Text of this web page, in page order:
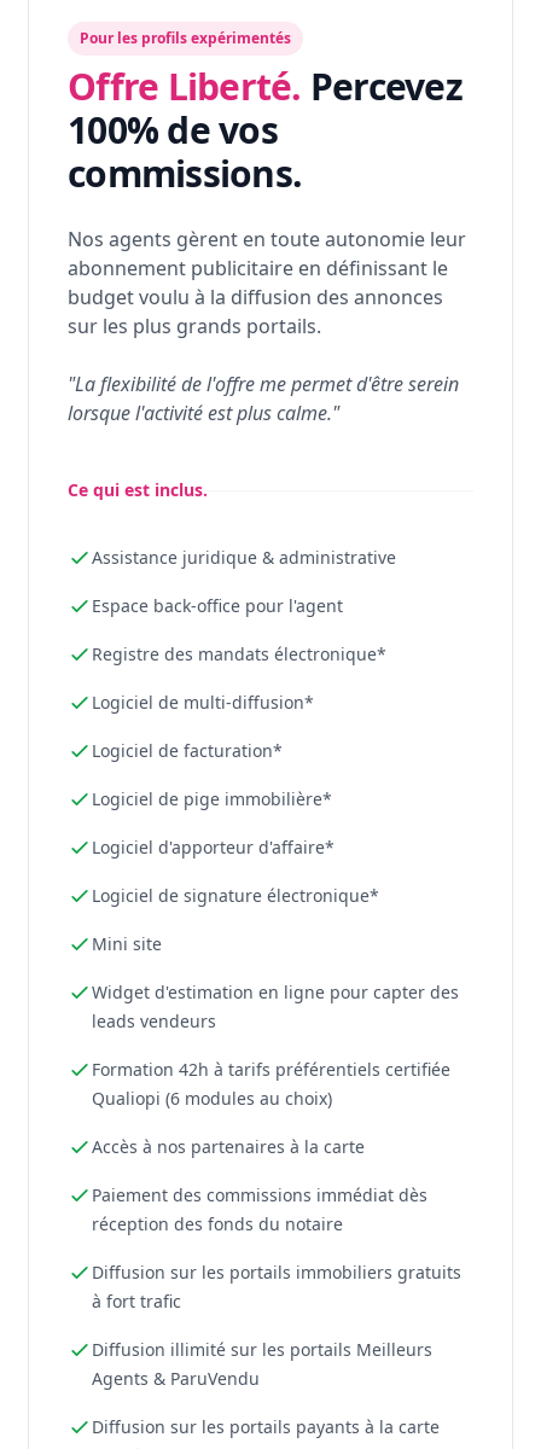
Pour les profils expérimentés
Offre Liberté. Percevez
100% de vos
commissions.
Nos agents gèrent en toute autonomie leur
abonnement publicitaire en définissant le
budget voulu à la diffusion des annonces
sur les plus grands portails.
"La flexibilité de l'offre me permet d'être serein
lorsque l'activité est plus calme."
Ce qui est inclus.
Assistance juridique & administrative
Espace back-office pour l'agent
Registre des mandats électronique*
Logiciel de multi-diffusion*
Logiciel de facturation*
Logiciel de pige immobilière*
Logiciel d'apporteur d'affaire*
Logiciel de signature électronique*
Mini site
Widget d'estimation en ligne pour capter des
leads vendeurs
Formation 42h à tarifs préférentiels certifiée
Qualiopi (6 modules au choix)
Accès à nos partenaires à la carte
Paiement des commissions immédiat dès
réception des fonds du notaire
Diffusion sur les portails immobiliers gratuits
à fort trafic
Diffusion illimité sur les portails Meilleurs
Agents & ParuVendu
Diffusion sur les portails payants à la carte